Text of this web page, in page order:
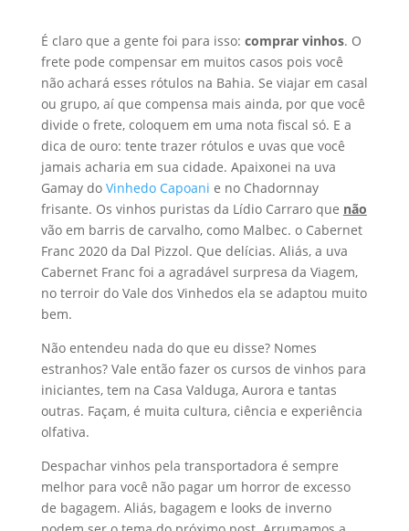
É claro que a gente foi para isso: comprar vinhos. O
frete pode compensar em muitos casos pois você
não achará esses rótulos na Bahia. Se viajar em casal
ou grupo, aí que compensa mais ainda, por que você
divide o frete, coloquem em uma nota fiscal só. E a
dica de ouro: tente trazer rótulos e uvas que você
jamais acharia em sua cidade. Apaixonei na uva
Gamay do Vinhedo Capoani e no Chadornnay
frisante. Os vinhos puristas da Lídio Carraro que não
vão em barris de carvalho, como Malbec. o Cabernet
Franc 2020 da Dal Pizzol. Que delícias. Aliás, a uva
Cabernet Franc foi a agradável surpresa da Viagem,
no terroir do Vale dos Vinhedos ela se adaptou muito
bem.
Não entendeu nada do que eu disse? Nomes
estranhos? Vale então fazer os cursos de vinhos para
iniciantes, tem na Casa Valduga, Aurora e tantas
outras. Façam, é muita cultura, ciência e experiência
olfativa.
Despachar vinhos pela transportadora é sempre
melhor para você não pagar um horror de excesso
de bagagem. Aliás, bagagem e looks de inverno